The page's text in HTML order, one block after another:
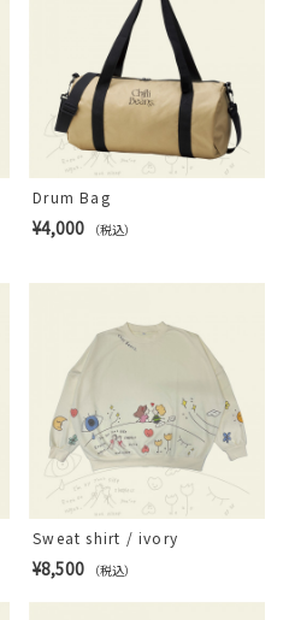
Drum Bag
¥4,000 （税込）
Sweat shirt / ivory
¥8,500 （税込）